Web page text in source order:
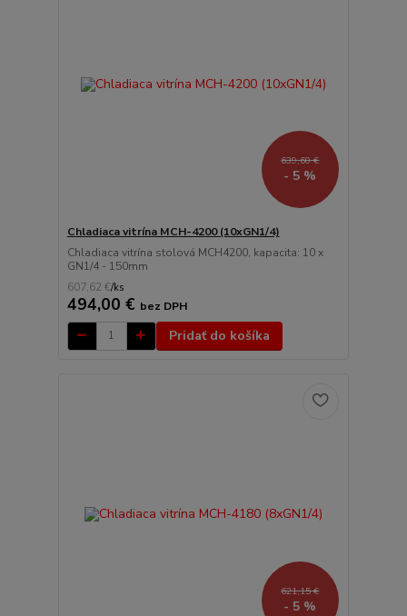
639,60 €
- 5 %
Chladiaca vitrína MCH-4200 (10xGN1/4)
Chladiaca vitrína stolová MCH4200, kapacita: 10 x
GN1/4 - 150mm
607,62 €/ks
494,00 € bez DPH
Pridať do košíka
621,15 €
- 5 %